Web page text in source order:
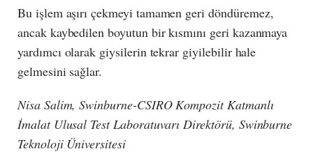
Bu işlem aşırı çekmeyi tamamen geri döndüremez,
ancak kaybedilen boyutun bir kısmını geri kazanmaya
yardımcı olarak giysilerin tekrar giyilebilir hale
gelmesini sağlar.
Nisa Salim, Swinburne-CSIRO Kompozit Katmanlı
İmalat Ulusal Test Laboratuvarı Direktörü, Swinburne
Teknoloji Üniversitesi